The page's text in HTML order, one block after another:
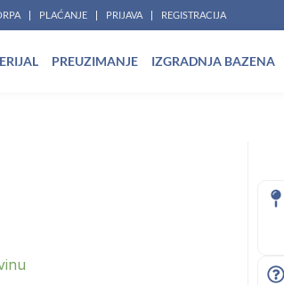
PLAĆANJE PRIJAVA REGISTRACIJA
PREUZIMANJE IZGRADNJA BAZENA